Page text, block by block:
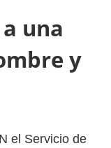
una
y
el Servicio de